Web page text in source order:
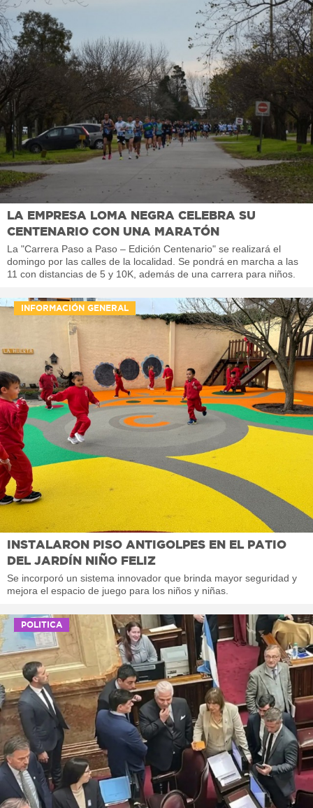
LA EMPRESA LOMA NEGRA CELEBRA SU
CENTENARIO CON UNA MARATÓN
La "Carrera Paso a Paso – Edición Centenario" se realizará el
domingo por las calles de la localidad. Se pondrá en marcha a las
11 con distancias de 5 y 10K, además de una carrera para niños.
INFORMACIÓN GENERAL
INSTALARON PISO ANTIGOLPES EN EL PATIO
DEL JARDÍN NIÑO FELIZ
Se incorporó un sistema innovador que brinda mayor seguridad y
mejora el espacio de juego para los niños y niñas.
POLITICA